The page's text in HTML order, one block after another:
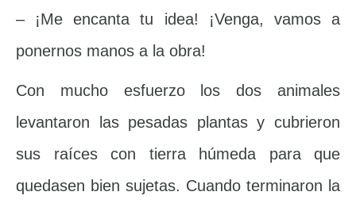
– ¡Me encanta tu idea! ¡Venga, vamos a
ponernos manos a la obra!
Con mucho esfuerzo los dos animales
levantaron las pesadas plantas y cubrieron
sus raíces con tierra húmeda para que
quedasen bien sujetas. Cuando terminaron la